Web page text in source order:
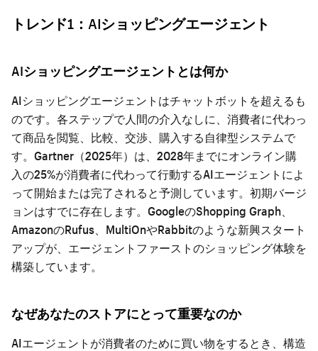
トレンド1：AIショッピングエージェント
AIショッピングエージェントとは何か
AIショッピングエージェントはチャットボットを超えるも
のです。各ステップで人間の介入なしに、消費者に代わっ
て商品を閲覧、比較、交渉、購入する自律型システムで
す。Gartner（2025年）は、2028年までにオンライン購
入の25%が消費者に代わって行動するAIエージェントによ
って開始または完了されると予測しています。初期バージ
ョンはすでに存在します。GoogleのShopping Graph、
AmazonのRufus、MultiOnやRabbitのような新興スタート
アップが、エージェントファーストのショッピング体験を
構築しています。
なぜあなたのストアにとって重要なのか
AIエージェントが消費者のために買い物をするとき、構造